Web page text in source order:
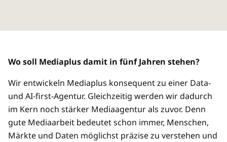
Wo soll Mediaplus damit in fünf Jahren stehen?
Wir entwickeln Mediaplus konsequent zu einer Data-
und AI-first-Agentur. Gleichzeitig werden wir dadurch
im Kern noch stärker Mediaagentur als zuvor. Denn
gute Mediaarbeit bedeutet schon immer, Menschen,
Märkte und Daten möglichst präzise zu verstehen und